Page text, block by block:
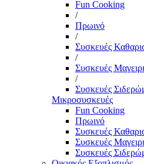
Fun Cooking
/
Πρωινό
/
Συσκευές
/
Συσκευές
/
Συσκευές
Μικροσυσκευές
Fun Cooking
Πρωινό
Συσκευές
Συσκευές
Συσκευές